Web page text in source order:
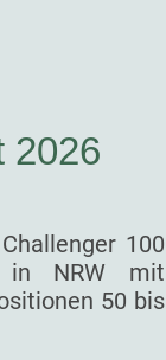
2026
100
in NRW mit
50 bis